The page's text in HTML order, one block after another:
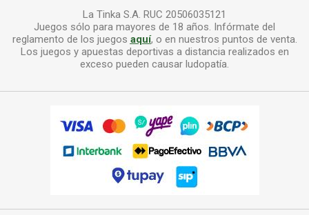
La Tinka S.A. RUC 20506035121
Juegos sólo para mayores de 18 años. Infórmate del
reglamento de los juegos aquí, o en nuestros puntos de venta.
Los juegos y apuestas deportivas a distancia realizados en
exceso pueden causar ludopatía.